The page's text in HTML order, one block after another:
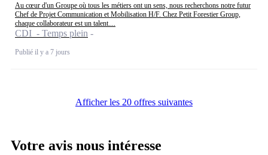
Au cœur d'un Groupe où tous les métiers ont un sens, nous recherchons notre futur
Chef de Projet Communication et Mobilisation H/F. Chez Petit Forestier Group,
chaque collaborateur est un talent....
CDI - Temps plein
Publié il y a 7 jours
Afficher les 20 offres suivantes
Votre avis nous intéresse